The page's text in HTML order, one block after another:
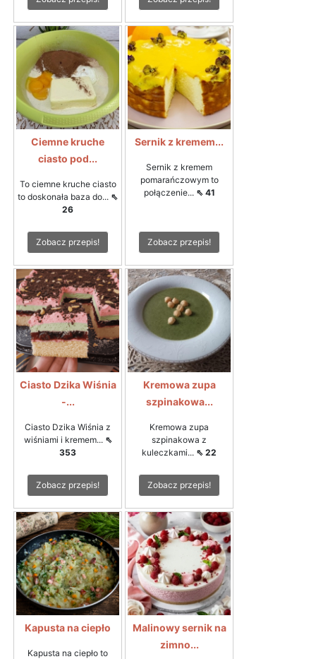
Ciemne kruche
ciasto pod...
To ciemne kruche ciasto
to doskonała baza do... ⇖
26
Zobacz przepis!
Sernik z kremem...
Sernik z kremem
pomarańczowym to
połączenie... ⇖ 41
Zobacz przepis!
Ciasto Dzika Wiśnia
-...
Ciasto Dzika Wiśnia z
wiśniami i kremem... ⇖
353
Zobacz przepis!
Kremowa zupa
szpinakowa...
Kremowa zupa
szpinakowa z
kuleczkami... ⇖ 22
Zobacz przepis!
Kapusta na ciepło
Kapusta na ciepło to
Malinowy sernik na
zimno...